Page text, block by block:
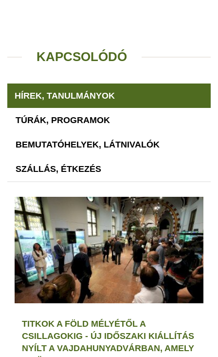
KAPCSOLÓDÓ
HÍREK, TANULMÁNYOK
TÚRÁK, PROGRAMOK
BEMUTATÓHELYEK, LÁTNIVALÓK
SZÁLLÁS, ÉTKEZÉS
TITKOK A FÖLD MÉLYÉTŐL A
CSILLAGOKIG - ÚJ IDŐSZAKI KIÁLLÍTÁS
NYÍLT A VAJDAHUNYADVÁRBAN, AMELY